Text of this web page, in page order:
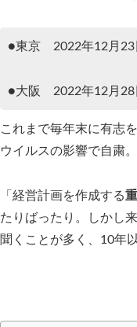
●東京 2022年12月
●大阪 2022年12月
これまで毎年末に有志
ウイルスの影響で自粛
「経営計画を作成する
たりばったり。しかし
聞くことが多く、10年